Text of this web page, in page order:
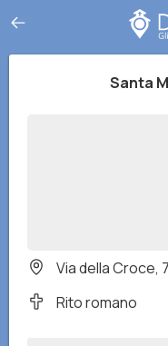
Santa
Via della Croce,
Rito romano